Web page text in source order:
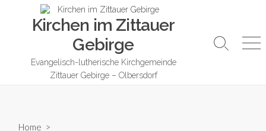
Kirchen im Zittauer
Gebirge
Evangelisch-lutherische Kirchgemeinde
Zittauer Gebirge – Olbersdorf
Search
Home >